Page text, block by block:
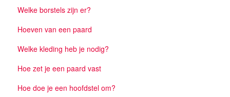
Welke borstels zijn er?
Hoeven van een paard
Welke kleding heb je nodig?
Hoe zet je een paard vast
Hoe doe je een hoofdstel om?